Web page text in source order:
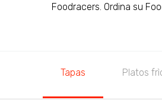
Foodracers. Ordina su
Tapas Platos